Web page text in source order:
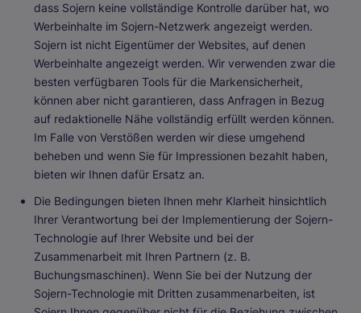
dass Sojern keine vollständige Kontrolle darüber hat, wo
Werbeinhalte im Sojern-Netzwerk angezeigt werden.
Sojern ist nicht Eigentümer der Websites, auf denen
Werbeinhalte angezeigt werden. Wir verwenden zwar die
besten verfügbaren Tools für die Markensicherheit,
können aber nicht garantieren, dass Anfragen in Bezug
auf redaktionelle Nähe vollständig erfüllt werden können.
Im Falle von Verstößen werden wir diese umgehend
beheben und wenn Sie für Impressionen bezahlt haben,
bieten wir Ihnen dafür Ersatz an.
Die Bedingungen bieten Ihnen mehr Klarheit hinsichtlich
Ihrer Verantwortung bei der Implementierung der Sojern-
Technologie auf Ihrer Website und bei der
Zusammenarbeit mit Ihren Partnern (z. B.
Buchungsmaschinen). Wenn Sie bei der Nutzung der
Sojern-Technologie mit Dritten zusammenarbeiten, ist